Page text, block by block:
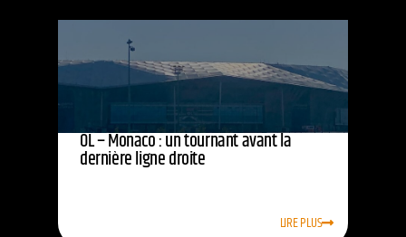
OL – Monaco : un tournant avant la
dernière ligne droite
LIRE PLUS